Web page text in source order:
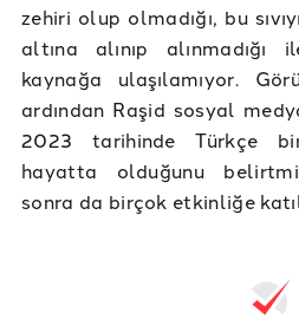
zehiri olup olmadığı, bu
altına alınıp
kaynağa ulaşılamıyor.
ardından Raşid sosyal
2023 tarihinde Türkçe
hayatta olduğunu
sonra da birçok etkinliğe